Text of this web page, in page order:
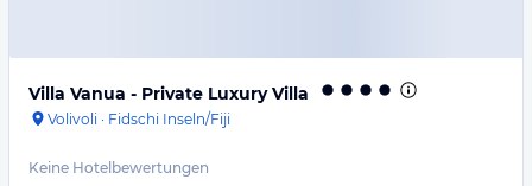
Villa Vanua - Private Luxury Villa
Volivoli · Fidschi Inseln/Fiji
Keine Hotelbewertungen